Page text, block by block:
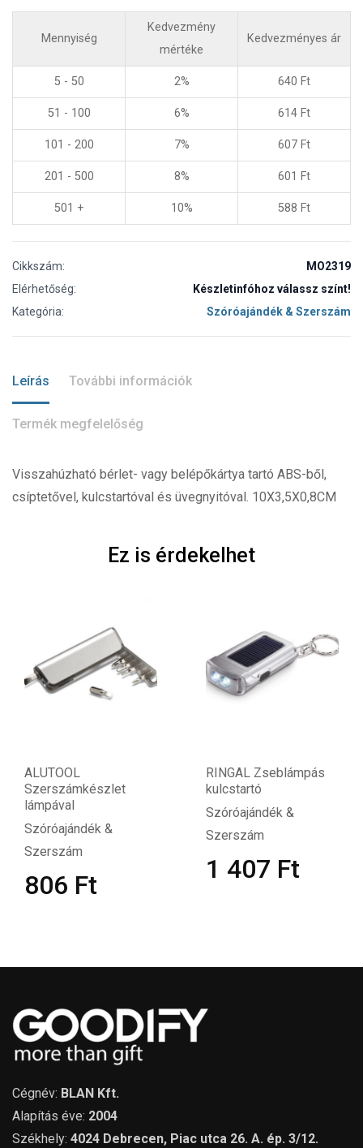
Mennyiség
Kedvezmény
mértéke
Kedvezményes ár
5 - 50 2% 640 Ft
51 - 100 6% 614 Ft
101 - 200 7% 607 Ft
201 - 500 8% 601 Ft
501 + 10% 588 Ft
Cikkszám:
MO2319
Elérhetőség:
Készletinfóhoz válassz színt!
Kategória:
Szóróajándék & Szerszám
Leírás További információk
Termék megfelelőség
Visszahúzható bérlet- vagy belépőkártya tartó ABS-ből,
csíptetővel, kulcstartóval és üvegnyitóval. 10X3,5X0,8CM
Ez is érdekelhet
ALUTOOL
Szerszámkészlet
lámpával
Szóróajándék &
Szerszám
806 Ft
RINGAL Zseblámpás
kulcstartó
Szóróajándék &
Szerszám
1 407 Ft
Cégnév: BLAN Kft.
Alapítás éve: 2004
Székhely: 4024 Debrecen, Piac utca 26. A. ép. 3/12.